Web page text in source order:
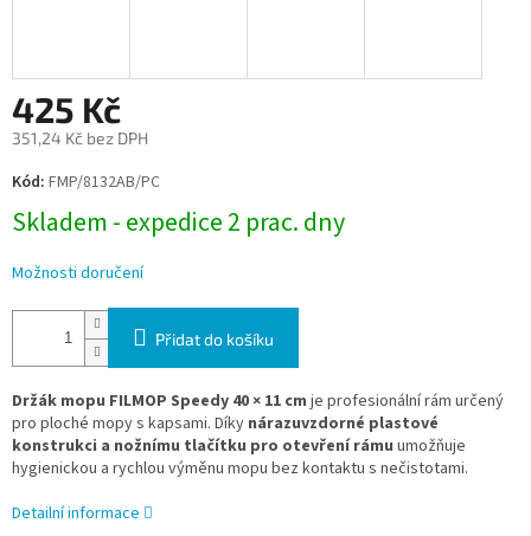
425 Kč
351,24 Kč bez DPH
Měrná
cena:
Kód: FMP/8132AB/PC
Skladem - expedice 2 prac. dny
Možnosti doručení
Přidat do košíku
Držák mopu FILMOP Speedy 40 × 11 cm je profesionální rám určený
pro ploché mopy s kapsami. Díky nárazuvzdorné plastové
konstrukci a nožnímu tlačítku pro otevření rámu umožňuje
hygienickou a rychlou výměnu mopu bez kontaktu s nečistotami.
Detailní informace